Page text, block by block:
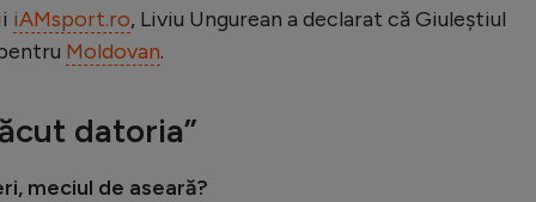
iAMsport.ro, Liviu Ungurean a declarat că Giuleștiul
Moldovan.
datoria”
meciul de aseară?